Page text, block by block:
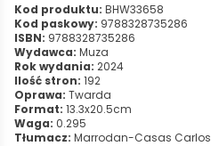
Kod produktu: BHW33658
Kod paskowy: 9788328735286
ISBN: 9788328735286
Wydawca: Muza
Rok wydania: 2024
Ilość stron: 192
Oprawa: Twarda
Format: 13.3x20.5cm
Waga: 0.295
Tłumacz: Marrodan-Casas Carlos